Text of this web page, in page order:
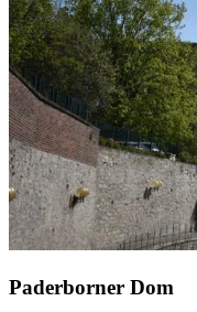
Paderborner Dom